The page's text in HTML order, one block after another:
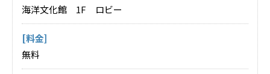
海洋文化館 1F ロビー
[料金]
無料